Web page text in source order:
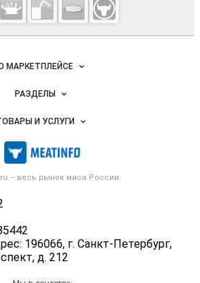
и контакты
– весь рынок мяса России.
196066, г. Санкт-Петербург,
д. 212
МАРКЕТПЛЕЙСЕ
Новости Meatinfo.ru
рекламы
Публичная оферта
информация
персональных данных
РАЗДЕЛЫ
Объявления
Новости рынка
Мониторинг
Вакансии
И УСЛУГИ
Мясо, мясопродукты
Скот в живом весе
сосиски, деликатесы
полуфабрикаты
Мясные снеки
Яйца